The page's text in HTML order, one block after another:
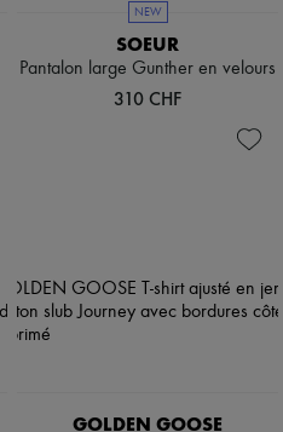
NEW
SOEUR
Pantalon large Gunther en velours
310 CHF
GOLDEN GOOSE